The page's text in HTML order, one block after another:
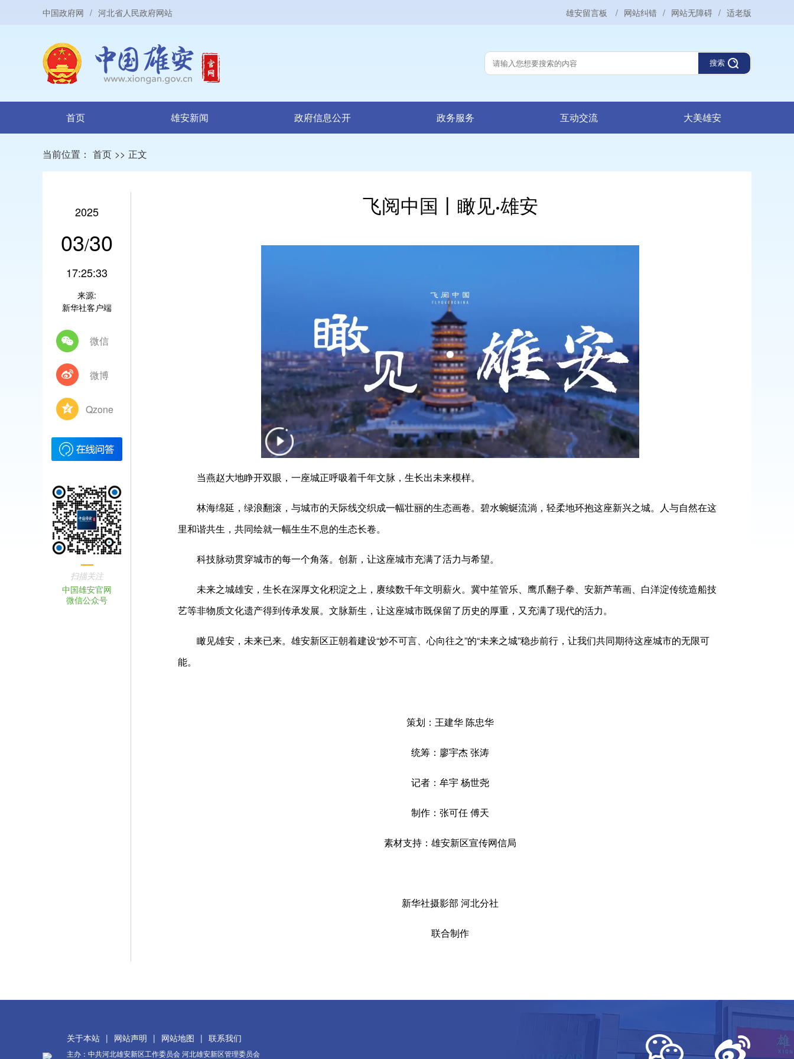
中国政府网 / 河北省人民政府网站 雄安留言板 / 网站纠错 / 网站无障碍 / 适老版
搜索
首页 雄安新闻 政府信息公开 政务服务 互动交流 大美雄安
当前位置： 首页 >> 正文
2025
03/30
17:25:33
来源:
新华社客户端
微信
微博
Qzone
扫描关注
中国雄安官网
微信公众号
飞阅中国丨瞰见·雄安
当燕赵大地睁开双眼，一座城正呼吸着千年文脉，生长出未来模样。
林海绵延，绿浪翻滚，与城市的天际线交织成一幅壮丽的生态画卷。碧水蜿蜒流淌，轻柔地环抱这座新兴之城。人与自然在这
里和谐共生，共同绘就一幅生生不息的生态长卷。
科技脉动贯穿城市的每一个角落。创新，让这座城市充满了活力与希望。
未来之城雄安，生长在深厚文化积淀之上，赓续数千年文明薪火。冀中笙管乐、鹰爪翻子拳、安新芦苇画、白洋淀传统造船技
艺等非物质文化遗产得到传承发展。文脉新生，让这座城市既保留了历史的厚重，又充满了现代的活力。
瞰见雄安，未来已来。雄安新区正朝着建设“妙不可言、心向往之”的“未来之城”稳步前行，让我们共同期待这座城市的无限可
能。
策划：王建华 陈忠华
统筹：廖宇杰 张涛
记者：牟宇 杨世尧
制作：张可任 傅天
素材支持：雄安新区宣传网信局
新华社摄影部 河北分社
联合制作
关于本站 | 网站声明 | 网站地图 | 联系我们
主办：中共河北雄安新区工作委员会 河北雄安新区管理委员会